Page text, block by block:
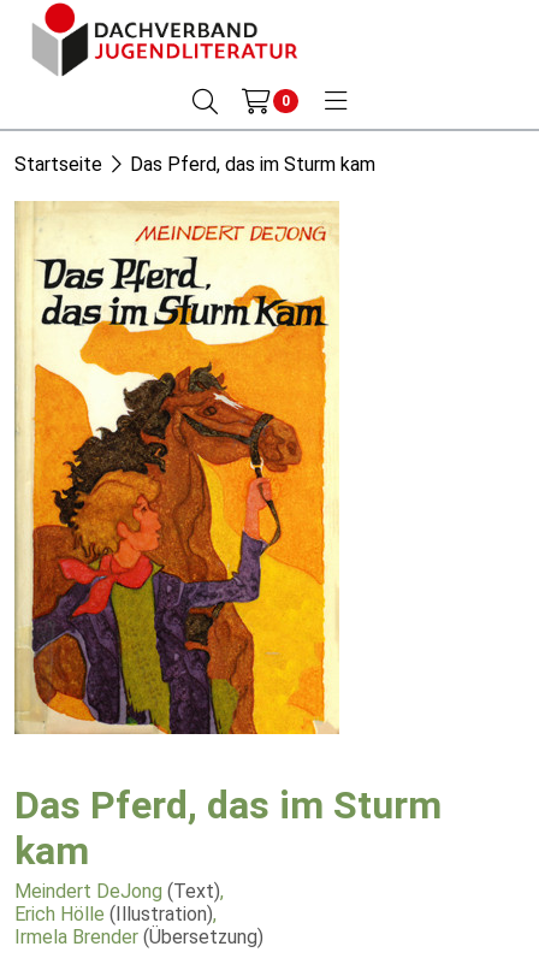
0
Startseite Das Pferd, das im Sturm kam
Das Pferd, das im Sturm
kam
Meindert DeJong (Text),
Erich Hölle (Illustration),
Irmela Brender (Übersetzung)